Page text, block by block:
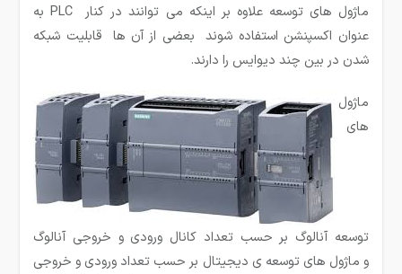
ماژول های توسعه علاوه بر اینکه می توانند در کنار PLC به
عنوان اکسپنشن استفاده شوند بعضی از آن ها قابلیت شبکه
شدن در بین چند دیوایس را دارند.
ماژول
های
توسعه آنالوگ بر حسب تعداد کانال ورودی و خروجی آنالوگ
و ماژول های توسعه ی دیجیتال بر حسب تعداد ورودی و خروجی